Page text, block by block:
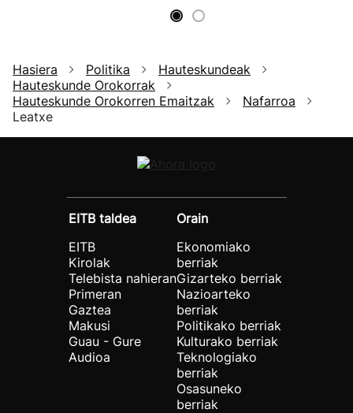
Hasiera Politika
Hauteskundeak
Hauteskunde Orokorrak
Hauteskunde Orokorren Emaitzak
Nafarroa
Leatxe
EITB taldea
EITB
Kirolak
Telebista nahieran
Primeran
Gaztea
Makusi
Guau - Gure
Audioa
Orain
Ekonomiako
berriak
Gizarteko berriak
Nazioarteko
berriak
Politikako berriak
Kulturako berriak
Teknologiako
berriak
Osasuneko
berriak